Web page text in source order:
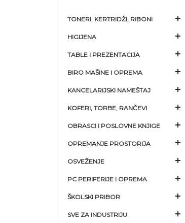
TONERI, KERTRIDŽI, RIBONI
HIGIJENA
TABLE I PREZENTACIJA
BIRO MAŠINE I OPREMA
KANCELARIJSKI NAMEŠTAJ
KOFERI, TORBE, RANČEVI
OBRASCI I POSLOVNE KNJIGE
OPREMANJE PROSTORIJA
OSVEŽENJE
PC PERIFERIJE I OPREMA
ŠKOLSKI PRIBOR
SVE ZA INDUSTRIJU